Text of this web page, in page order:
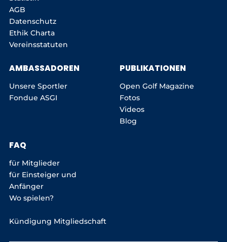
AGB
Datenschutz
Ethik Charta
Vereinsstatuten
AMBASSADOREN
Unsere Sportler
Fondue ASGI
PUBLIKATIONEN
Open Golf Magazine
Fotos
Videos
Blog
FAQ
für Mitglieder
für Einsteiger und
Anfänger
Wo spielen?
Kündigung Mitgliedschaft